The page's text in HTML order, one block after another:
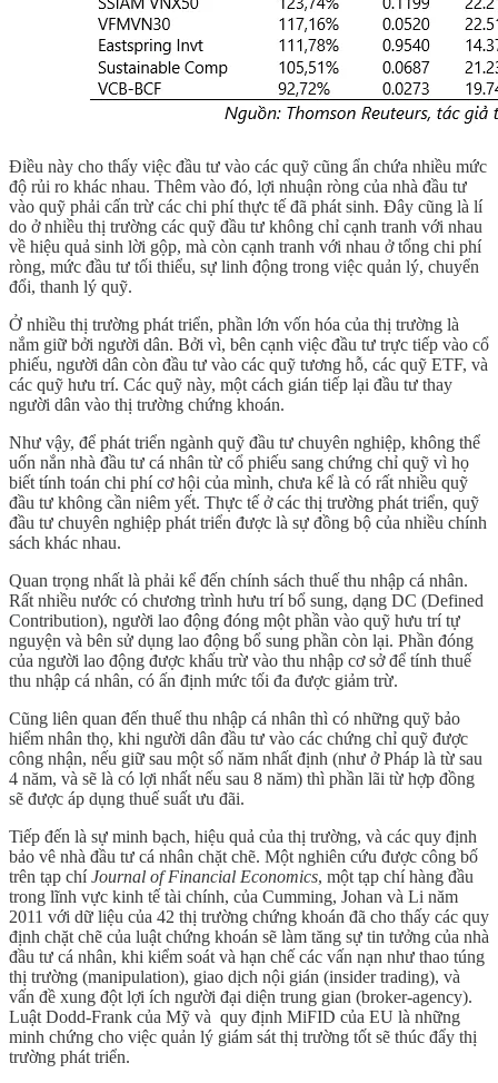
Điều này cho thấy việc đầu tư vào các quỹ cũng ẩn chứa nhiều mức
độ rủi ro khác nhau. Thêm vào đó, lợi nhuận ròng của nhà đầu tư
vào quỹ phải cấn trừ các chi phí thực tế đã phát sinh. Đây cũng là lí
do ở nhiều thị trường các quỹ đầu tư không chỉ cạnh tranh với nhau
về hiệu quả sinh lời gộp, mà còn cạnh tranh với nhau ở tổng chi phí
ròng, mức đầu tư tối thiểu, sự linh động trong việc quản lý, chuyển
đổi, thanh lý quỹ.
Ở nhiều thị trường phát triển, phần lớn vốn hóa của thị trường là
nắm giữ bởi người dân. Bởi vì, bên cạnh việc đầu tư trực tiếp vào cổ
phiếu, người dân còn đầu tư vào các quỹ tương hỗ, các quỹ ETF, và
các quỹ hưu trí. Các quỹ này, một cách gián tiếp lại đầu tư thay
người dân vào thị trường chứng khoán.
Như vậy, để phát triển ngành quỹ đầu tư chuyên nghiệp, không thể
uốn nắn nhà đầu tư cá nhân từ cổ phiếu sang chứng chỉ quỹ vì họ
biết tính toán chi phí cơ hội của mình, chưa kể là có rất nhiều quỹ
đầu tư không cần niêm yết. Thực tế ở các thị trường phát triển, quỹ
đầu tư chuyên nghiệp phát triển được là sự đồng bộ của nhiều chính
sách khác nhau.
Quan trọng nhất là phải kể đến chính sách thuế thu nhập cá nhân.
Rất nhiều nước có chương trình hưu trí bổ sung, dạng DC (Defined
Contribution), người lao động đóng một phần vào quỹ hưu trí tự
nguyện và bên sử dụng lao động bổ sung phần còn lại. Phần đóng
của người lao động được khấu trừ vào thu nhập cơ sở để tính thuế
thu nhập cá nhân, có ấn định mức tối đa được giảm trừ.
Cũng liên quan đến thuế thu nhập cá nhân thì có những quỹ bảo
hiểm nhân thọ, khi người dân đầu tư vào các chứng chỉ quỹ được
công nhận, nếu giữ sau một số năm nhất định (như ở Pháp là từ sau
4 năm, và sẽ là có lợi nhất nếu sau 8 năm) thì phần lãi từ hợp đồng
sẽ được áp dụng thuế suất ưu đãi.
Tiếp đến là sự minh bạch, hiệu quả của thị trường, và các quy định
bảo vê nhà đầu tư cá nhân chặt chẽ. Một nghiên cứu được công bố
trên tạp chíJournal of Financial Economics, một tạp chí hàng đầu
trong lĩnh vực kinh tế tài chính, của Cumming, Johan và Li năm
2011 với dữ liệu của 42 thị trường chứng khoán đã cho thấy các quy
định chặt chẽ của luật chứng khoán sẽ làm tăng sự tin tưởng của nhà
đầu tư cá nhân, khi kiểm soát và hạn chế các vấn nạn như thao túng
thị trường (manipulation), giao dịch nội gián (insider trading), và
vấn đề xung đột lợi ích người đại diện trung gian (broker-agency).
Luật Dodd-Frank của Mỹ và quy định MiFID của EU là những
minh chứng cho việc quản lý giám sát thị trường tốt sẽ thúc đẩy thị
trường phát triển.